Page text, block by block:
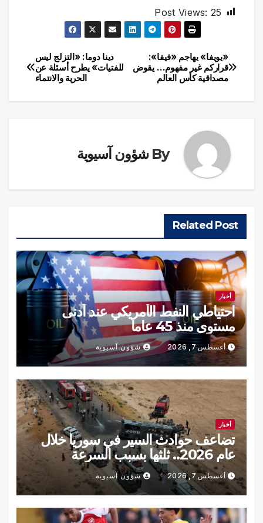
Post Views: 25
تصفّح
المقالات
دينا دوما: «التزلج ليس
للفتيات» يطرح أسئلة عن
الحرية والانتماء
«يويفا» يهاجم «فيفا»:
قراركم غير مفهوم… يقوض
مصداقية كأس العالم
By شؤون آسيوية
Related Post
أخبار
احتياطي النفط الأمريكي عند أدنى
مستوى منذ 45 عاما
أغسطس 7, 2026 شؤون آسيوية
أخبار
تضاعف حوادث السير في سوريا خلال
عام 2026.. ثلثها بسبب السرعة
أغسطس 7, 2026 شؤون آسيوية